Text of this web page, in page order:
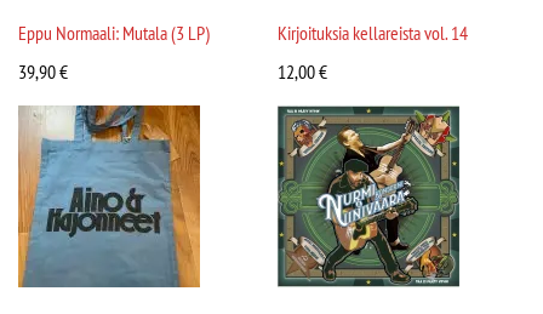
Eppu Normaali: Mutala (3 LP)
39,90€
Kirjoituksia kellareista vol. 14
12,00€